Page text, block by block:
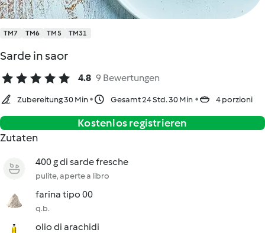
TM7 TM6 TM5 TM31
Sarde in saor
4.8 9 Bewertungen
Zubereitung 30 Min Gesamt 24 Std. 30 Min 4 porzioni
Kostenlos registrieren
Zutaten
400 g di sarde fresche
pulite, aperte a libro
farina tipo 00
q.b.
olio di arachidi